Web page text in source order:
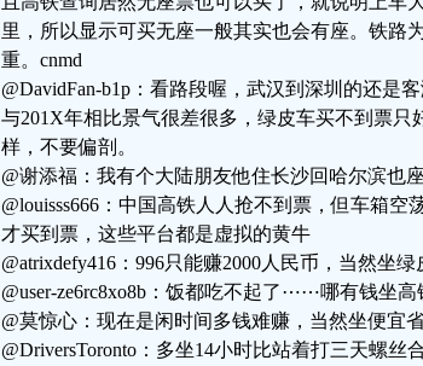
里，所以显示可买无座一般其实也会有座。铁路
重。cnmd
@DavidFan-b1p：看路段喔，武汉到深圳的还是
与201X年相比景气很差很多，绿皮车买不到票
样，不要偏剖。
@谢添福：我有个大陆朋友他住长沙回哈尔滨也
@louisss666：中国高铁人人抢不到票，但车箱
才买到票，这些平台都是虚拟的黄牛
@atrixdefy416：996只能赚2000人民币，当然坐
@user-ze6rc8xo8b：饭都吃不起了⋯⋯哪有钱坐
@莫惊心：现在是闲时间多钱难赚，当然坐便宜
@DriversToronto：多坐14小时比站着打三天螺丝合